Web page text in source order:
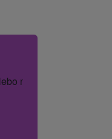
názov hotela.